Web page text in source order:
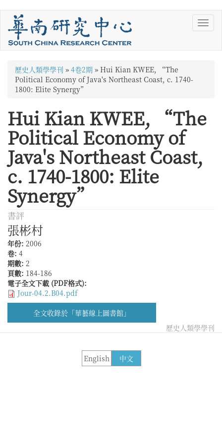
您
在
裡
歷史人類學學刊 » 4卷2期 » Hui Kian KWEE, “The
Political Economy of Java's Northeast Coast, c. 1740-
1800: Elite Synergy”
Hui Kian KWEE, “The
Political Economy of
Java's Northeast Coast,
c. 1740-1800: Elite
Synergy”
書評
張彬村
年份: 2006
卷: 4
期數: 2
頁數: 184-186
電子全文下載 (PDF格式):
Jour-04.2.B04.pdf
全文收錄於「華藝線上圖書館」
歷史人類學學刊
中文
English